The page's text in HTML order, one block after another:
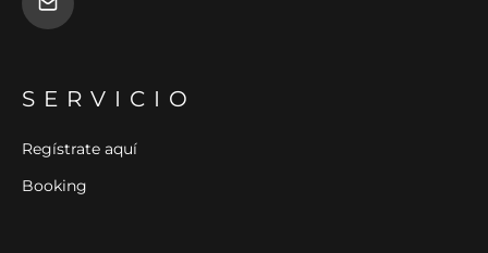
SERVICIO
Regístrate aquí
Booking